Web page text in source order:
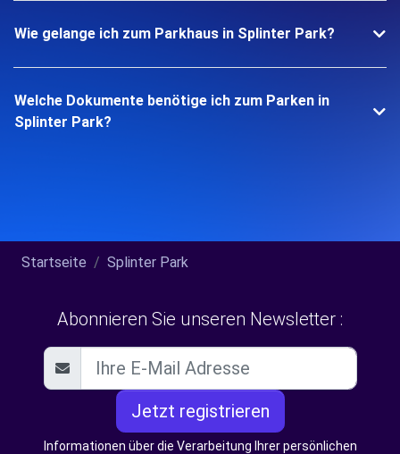
Wie gelange ich zum Parkhaus in Splinter Park?
Welche Dokumente benötige ich zum Parken in
Splinter Park?
Startseite Splinter Park
Abonnieren Sie unseren Newsletter :
Jetzt registrieren
Informationen über die Verarbeitung Ihrer persönlichen